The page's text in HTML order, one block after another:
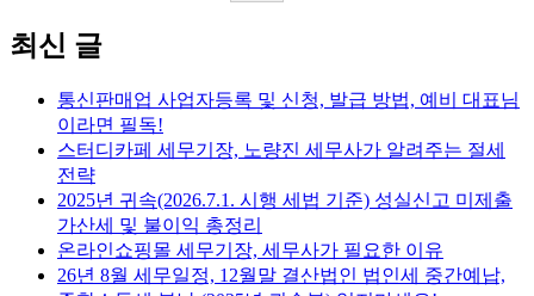
최신 글
통신판매업 사업자등록 및 신청, 발급 방법, 예비 대표님
이라면 필독!
스터디카페 세무기장, 노량진 세무사가 알려주는 절세
전략
2025년 귀속(2026.7.1. 시행 세법 기준) 성실신고 미제출
가산세 및 불이익 총정리
온라인쇼핑몰 세무기장, 세무사가 필요한 이유
26년 8월 세무일정, 12월말 결산법인 법인세 중간예납,